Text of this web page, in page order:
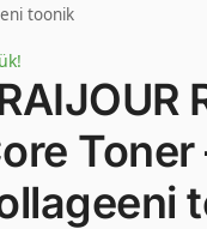
toonik